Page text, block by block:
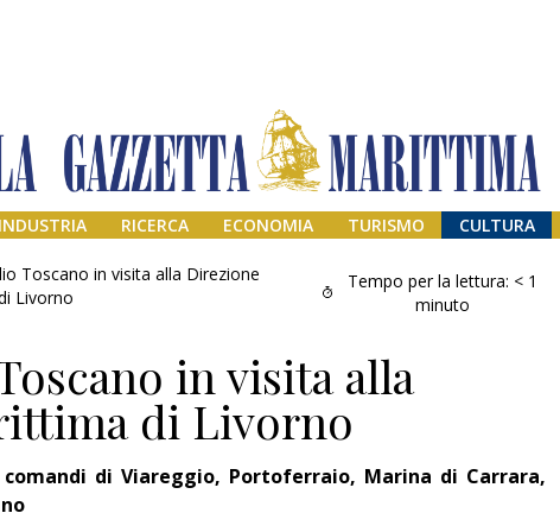
RICERCA ECONOMIA TURISMO CULTURA
Toscano in visita alla Direzione
Livorno
Tempo per la lettura: < 1
minuto
in visita alla
di Livorno
di Viareggio, Portoferraio, Marina di Carrara,